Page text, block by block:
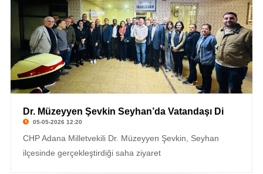
Dr. Müzeyyen Şevkin Seyhan’da Vatandaşı Di
05-05-2026 12:20
CHP Adana Milletvekili Dr. Müzeyyen Şevkin, Seyhan
ilçesinde gerçekleştirdiği saha ziyaret